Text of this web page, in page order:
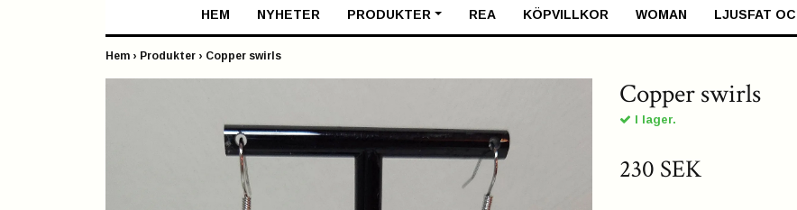
HEM NYHETER PRODUKTER REA KÖPVILLKOR WOMAN LJUSFAT
Hem › Produkter › Copper swirls
Copper swirls
I lager.
230 SEK